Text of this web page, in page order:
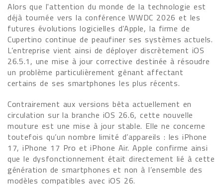
Alors que l'attention du monde de la technologie est
déjà tournée vers la conférence WWDC 2026 et les
futures évolutions logicielles d’Apple, la firme de
Cupertino continue de peaufiner ses systèmes actuels.
L’entreprise vient ainsi de déployer discrètement iOS
26.5.1, une mise à jour corrective destinée à résoudre
un problème particulièrement gênant affectant
certains de ses smartphones les plus récents.
Contrairement aux versions bêta actuellement en
circulation sur la branche iOS 26.6, cette nouvelle
mouture est une mise à jour stable. Elle ne concerne
toutefois qu’un nombre limité d’appareils : les iPhone
17, iPhone 17 Pro et iPhone Air. Apple confirme ainsi
que le dysfonctionnement était directement lié à cette
génération de smartphones et non à l’ensemble des
modèles compatibles avec iOS 26.